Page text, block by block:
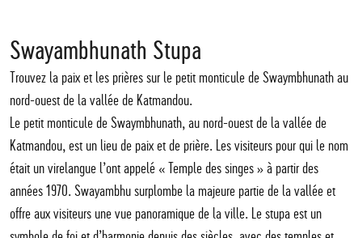
Swayambhunath Stupa
Trouvez la paix et les prières sur le petit monticule de Swaymbhunath au
nord-ouest de la vallée de Katmandou.
Le petit monticule de Swaymbhunath, au nord-ouest de la vallée de
Katmandou, est un lieu de paix et de prière. Les visiteurs pour qui le nom
était un virelangue l’ont appelé « Temple des singes » à partir des
années 1970. Swayambhu surplombe la majeure partie de la vallée et
offre aux visiteurs une vue panoramique de la ville. Le stupa est un